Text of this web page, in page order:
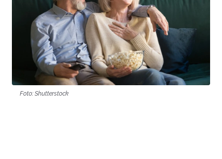
Foto: Shutterstock